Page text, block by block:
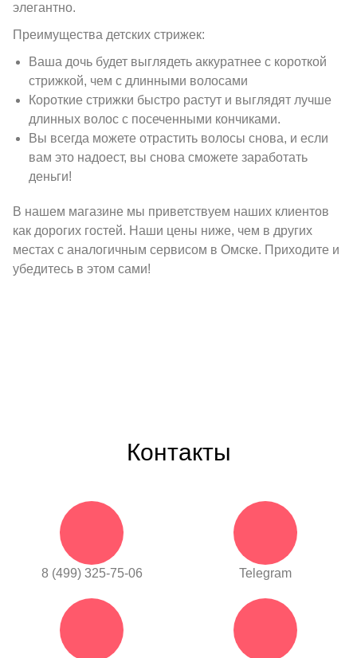
элегантно.
Преимущества детских стрижек:
Ваша дочь будет выглядеть аккуратнее с короткой
стрижкой, чем с длинными волосами
Короткие стрижки быстро растут и выглядят лучше
длинных волос с посеченными кончиками.
Вы всегда можете отрастить волосы снова, и если
вам это надоест, вы снова сможете заработать
деньги!
В нашем магазине мы приветствуем наших клиентов
как дорогих гостей. Наши цены ниже, чем в других
местах с аналогичным сервисом в Омске. Приходите и
убедитесь в этом сами!
Контакты
8 (499) 325-75-06 Telegram